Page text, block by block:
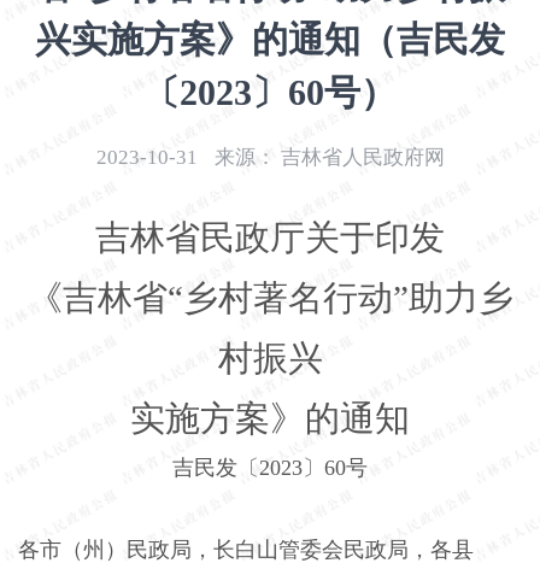
兴实施方案》的通知（吉民发
〔2023〕60号）
2023-10-31 来源： 吉林省人民政府网
吉林省民政厅关于印发
《吉林省“乡村著名行动”助力乡
村振兴
实施方案》的通知
吉民发〔2023〕 60号
各市（州）民政局，长白山管委会民政局，各县